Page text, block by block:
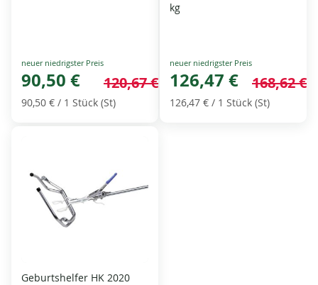
Special
Price
90,50 € 120,67 €
90,50 € / 1 Stück (St)
kg
Special
Price
126,47 € 168,62 €
126,47 € / 1 Stück (St)
Geburtshelfer HK 2020